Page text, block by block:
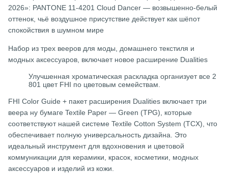
2026»: PANTONE 11-4201 Cloud Dancer — возвышенно-белый
оттенок, чьё воздушное присутствие действует как шёпот
спокойствия в шумном мире
Набор из трех вееров для моды, домашнего текстиля и
модных аксессуаров, включает новое расширение Dualities
Улучшенная хроматическая раскладка организует все 2
801 цвет FHI по цветовым семействам.
FHI Color Guide + пакет расширения Dualities включает три
веера ну бумаге Textile Paper — Green (TPG), которые
соответствуют нашей системе Textile Cotton System (TCX), что
обеспечивает полную универсальность дизайна. Это
идеальный инструмент для вдохновения и цветовой
коммуникации для керамики, красок, косметики, модных
аксессуаров и изделий из кожи.